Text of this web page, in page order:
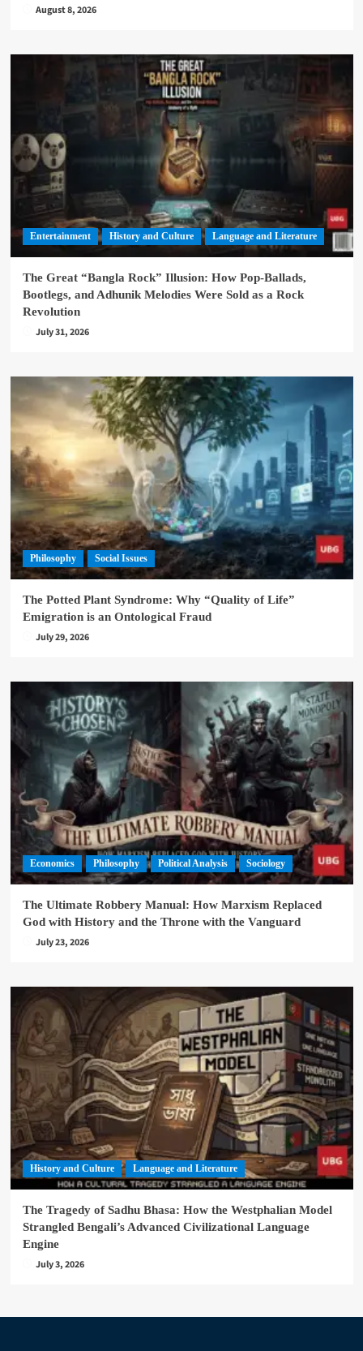
August 8, 2026
Entertainment History and Culture Language and Literature
The Great “Bangla Rock” Illusion: How Pop-Ballads,
Bootlegs, and Adhunik Melodies Were Sold as a Rock
Revolution
July 31, 2026
Philosophy Social Issues
The Potted Plant Syndrome: Why “Quality of Life”
Emigration is an Ontological Fraud
July 29, 2026
Economics Philosophy Political Analysis Sociology
The Ultimate Robbery Manual: How Marxism Replaced
God with History and the Throne with the Vanguard
July 23, 2026
History and Culture Language and Literature
The Tragedy of Sadhu Bhasa: How the Westphalian Model
Strangled Bengali’s Advanced Civilizational Language
Engine
July 3, 2026